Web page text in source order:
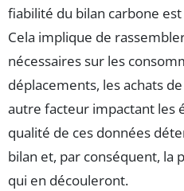
fiabilité du bilan carbone est
Cela implique de
nécessaires sur les
déplacements, les achats
autre facteur impactant les
qualité de ces données
bilan et, par conséquent, la
qui en découleront.